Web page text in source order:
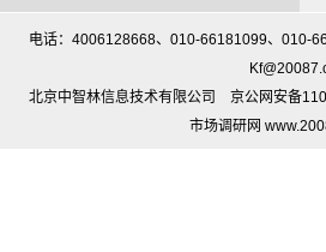
电话：4006128668、010-66181099、
北京中智林信息技术有限公司 京公网安备
市场调研网